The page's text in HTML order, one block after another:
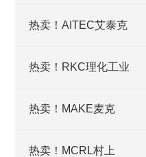
热卖！AITEC艾泰克
热卖！RKC理化工业
热卖！MAKE麦克
热卖！MCRL村上